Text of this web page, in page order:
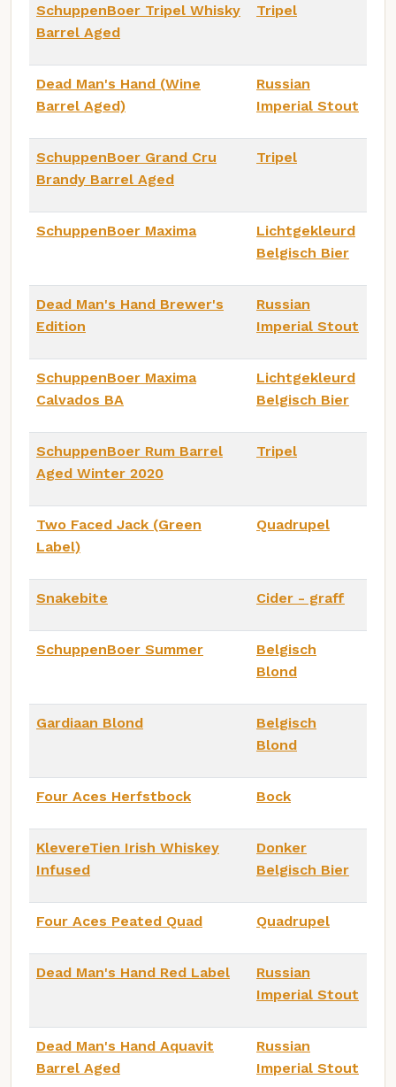
SchuppenBoer Tripel Whisky
Barrel Aged
Tripel
Dead Man's Hand (Wine
Barrel Aged)
Russian
Imperial Stout
SchuppenBoer Grand Cru
Brandy Barrel Aged
Tripel
SchuppenBoer Maxima
Lichtgekleurd
Belgisch Bier
Dead Man's Hand Brewer's
Edition
Russian
Imperial Stout
SchuppenBoer Maxima
Calvados BA
Lichtgekleurd
Belgisch Bier
SchuppenBoer Rum Barrel
Aged Winter 2020
Tripel
Two Faced Jack (Green
Label)
Quadrupel
Snakebite Cider - graff
SchuppenBoer Summer
Belgisch
Blond
Gardiaan Blond
Belgisch
Blond
Four Aces Herfstbock Bock
KlevereTien Irish Whiskey
Infused
Donker
Belgisch Bier
Four Aces Peated Quad Quadrupel
Dead Man's Hand Red Label
Russian
Imperial Stout
Dead Man's Hand Aquavit
Barrel Aged
Russian
Imperial Stout